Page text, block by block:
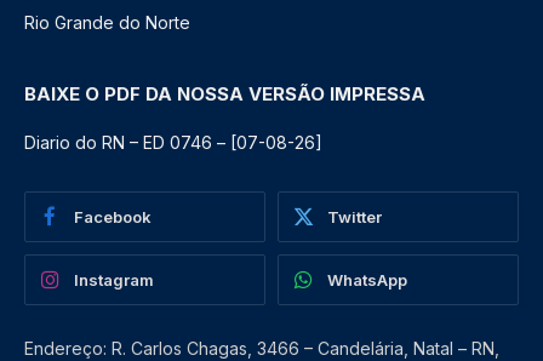
Rio Grande do Norte
BAIXE O PDF DA NOSSA VERSÃO IMPRESSA
Diario do RN – ED 0746 – [07-08-26]
Facebook Twitter
Instagram WhatsApp
Endereço: R. Carlos Chagas, 3466 – Candelária, Natal – RN,